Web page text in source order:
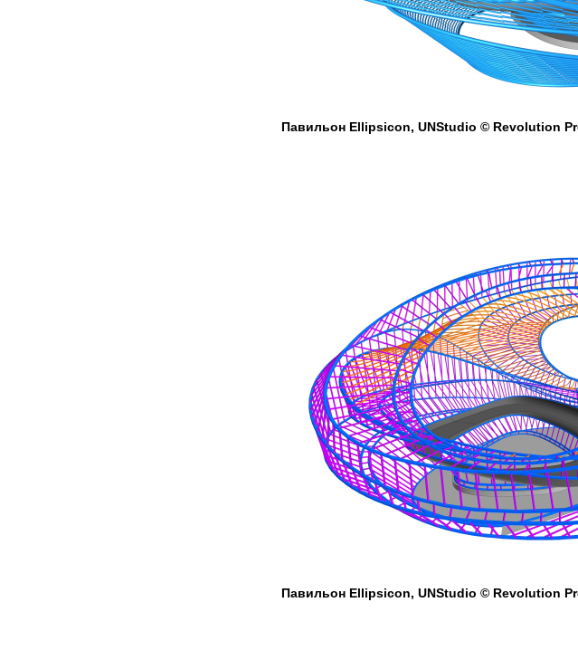
Павильон Ellipsicon, UNStudio © Revolution
Павильон Ellipsicon, UNStudio © Revolution